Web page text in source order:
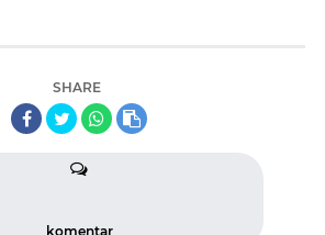
SHARE
komentar